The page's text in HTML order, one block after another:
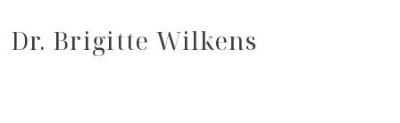
Dr. Brigitte Wilkens